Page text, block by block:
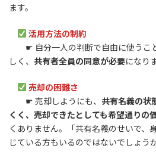
ます。
活用方法の制約
☛ 自分一人の判断で自由に使うこ
しく、 共有者全員の同意が必要になり
売却の困難さ
☛ 売却しようにも、 共有名義の状
くく、売却できたとしても希望通りの
くありません。「共有名義のせいで
じている方もいるのではないでしょうか